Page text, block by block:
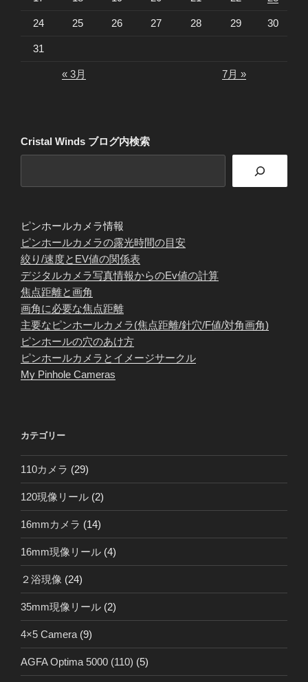
24 25 26 27 28 29 30
31
« 3月 7月 »
Cristal Winds ブログ内検索
ピンホールカメラ情報
ピンホールカメラの露光時間の目安
絞り/速度とEV値の関係表
デジタルカメラ写真情報からのEv値の計算
焦点距離と画角
画角に必要な焦点距離
主要なピンホールカメラ(焦点距離/針穴/F値/対角画角)
ピンホールの穴のあけ方
ピンホールカメラとイメージサークル
My Pinhole Cameras
カテゴリー
110カメラ (29)
120現像リール (2)
16mmカメラ (14)
16mm現像リール (4)
２浴現像 (24)
35mm現像リール (2)
4×5 Camera (9)
AGFA Optima 5000 (110) (5)